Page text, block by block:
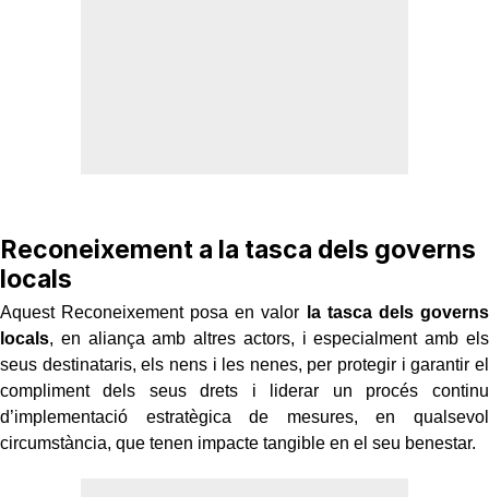
Reconeixement a la tasca dels governs
locals
Aquest Reconeixement posa en valor la tasca dels governs
locals, en aliança amb altres actors, i especialment amb els
seus destinataris, els nens i les nenes, per protegir i garantir el
compliment dels seus drets i liderar un procés continu
d’implementació estratègica de mesures, en qualsevol
circumstància, que tenen impacte tangible en el seu benestar.